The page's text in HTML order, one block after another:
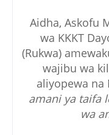
Aidha, Askofu
wa KKKT
(Rukwa)
wajibu wa
aliyopewa na
amani ya taifa
wa